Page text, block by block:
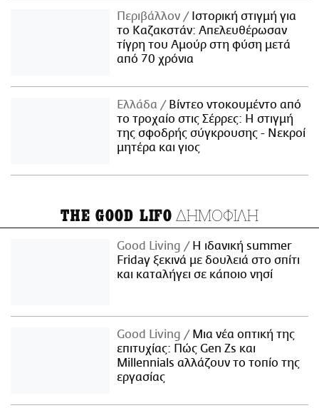
Περιβάλλον
Ιστορική στιγμή για
το Καζακστάν: Απελευθέρωσαν
τίγρη του Αμούρ στη φύση μετά
από 70 χρόνια
Ελλάδα
Βίντεο ντοκουμέντο από
το τροχαίο στις Σέρρες: Η στιγμή
της σφοδρής σύγκρουσης - Νεκροί
μητέρα και γιος
THE GOOD LIFO ΔΗΜΟΦΙΛΗ
Good Living
Η ιδανική summer
Friday ξεκινά με δουλειά στο σπίτι
και καταλήγει σε κάποιο νησί
Good Living
Μια νέα οπτική της
επιτυχίας: Πώς Gen Zs και
Millennials αλλάζουν το τοπίο της
εργασίας